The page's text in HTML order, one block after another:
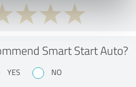
Smart Start Auto?
YES NO